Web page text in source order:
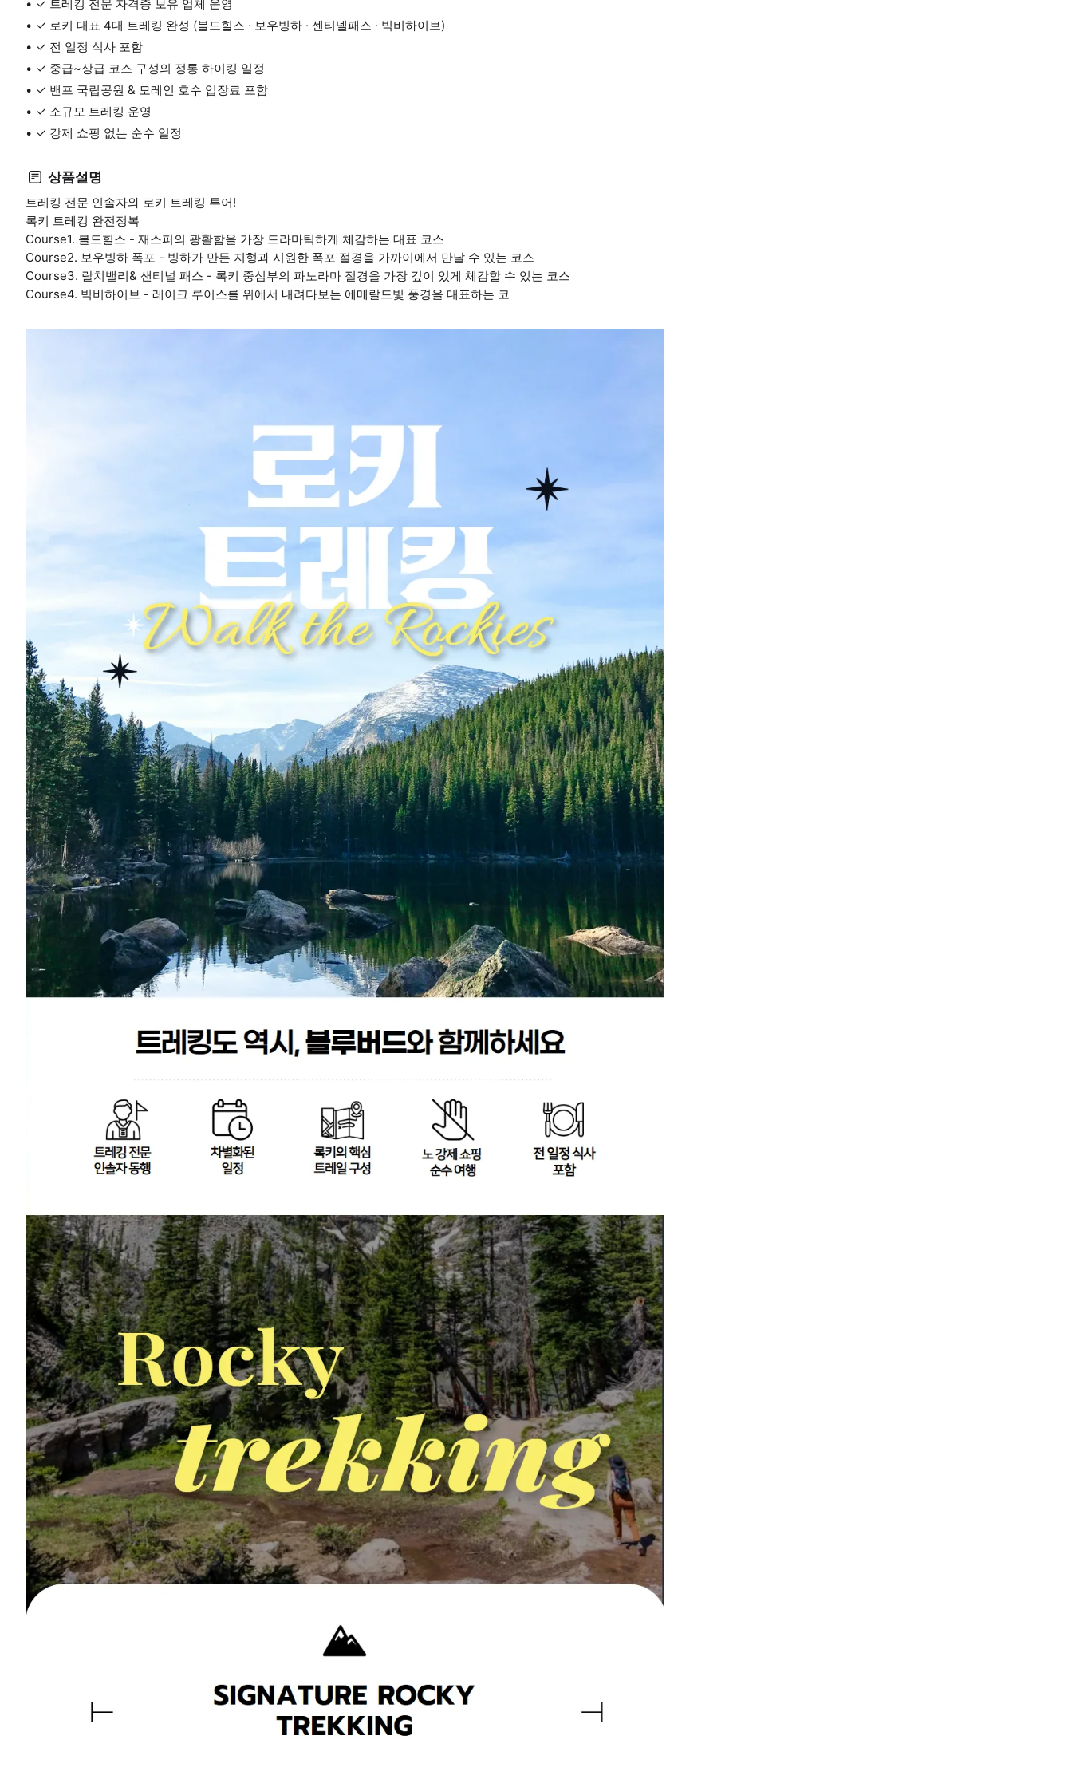
✓ 트레킹 전문 자격증 보유 업체 운영
✓ 로키 대표 4대 트레킹 완성 (볼드힐스 · 보우빙하 · 센티넬패스 · 빅비하이브)
✓ 전 일정 식사 포함
✓ 중급~상급 코스 구성의 정통 하이킹 일정
✓ 밴프 국립공원 & 모레인 호수 입장료 포함
✓ 소규모 트레킹 운영
✓ 강제 쇼핑 없는 순수 일정
상품설명
트레킹 전문 인솔자와 로키 트레킹 투어!
록키 트레킹 완전정복
Course1. 볼드힐스 - 재스퍼의 광활함을 가장 드라마틱하게 체감하는 대표 코스
Course2. 보우빙하 폭포 - 빙하가 만든 지형과 시원한 폭포 절경을 가까이에서 만날 수 있는 코스
Course3. 랄치밸리& 샌티널 패스 - 록키 중심부의 파노라마 절경을 가장 깊이 있게 체감할 수 있는 코스
Course4. 빅비하이브 - 레이크 루이스를 위에서 내려다보는 에메랄드빛 풍경을 대표하는 코